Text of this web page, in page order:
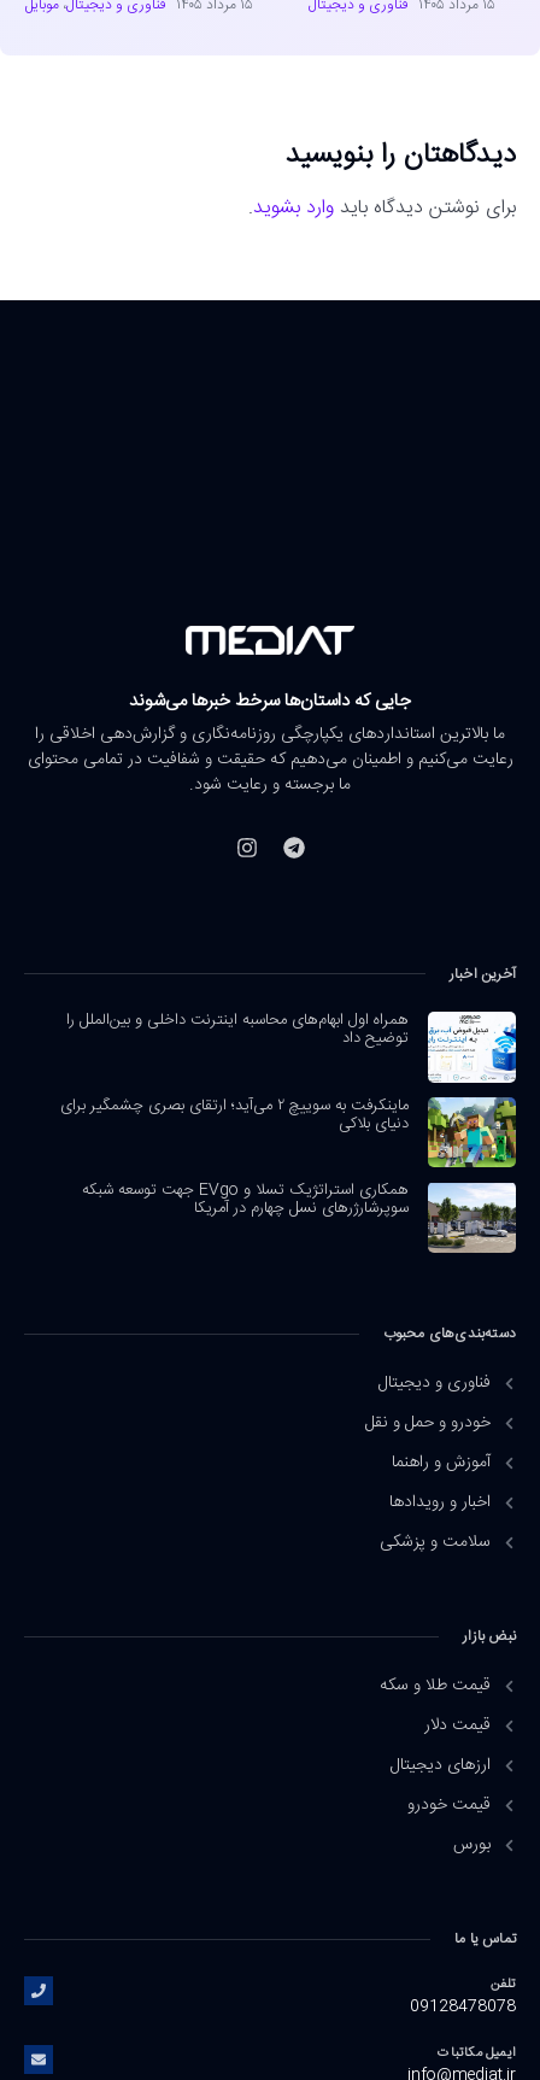
دیدگاهتان را بنویسید
برای نوشتن دیدگاه باید وارد بشوید.
جایی که داستان‌ها سرخط خبرها می‌شوند
ما بالاترین استانداردهای یکپارچگی روزنامه‌نگاری و گزارش‌دهی اخلاقی را
رعایت می‌کنیم و اطمینان می‌دهیم که حقیقت و شفافیت در تمامی محتوای
ما برجسته و رعایت شود.
آخرین اخبار
همراه اول ابهام‌های محاسبه اینترنت داخلی و بین‌الملل را
توضیح داد
ماینکرفت به سوییچ ۲ می‌آید؛ ارتقای بصری چشمگیر برای
دنیای بلاکی
همکاری استراتژیک تسلا و EVgo جهت توسعه شبکه
سوپرشارژرهای نسل چهارم در آمریکا
دسته‌بندی‌های محبوب
فناوری و دیجیتال
خودرو و حمل و نقل
آموزش و راهنما
اخبار و رویدادها
سلامت و پزشکی
نبض بازار
قیمت طلا و سکه
قیمت دلار
ارزهای دیجیتال
قیمت خودرو
بورس
تماس یا ما
تلفن
09128478078
ایمیل مکاتبات